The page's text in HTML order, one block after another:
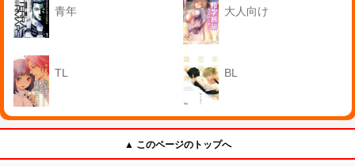
青年 大人向け
TL BL
▲ このページのトップへ